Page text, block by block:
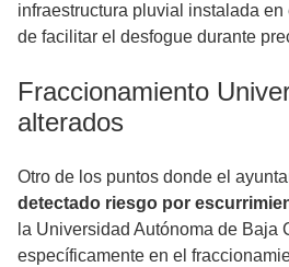
infraestructura pluvial instalada
de facilitar el desfogue durante
Fraccionamiento
alterados
Otro de los puntos donde el
detectado riesgo por
la Universidad Autónoma de Baja
específicamente en el